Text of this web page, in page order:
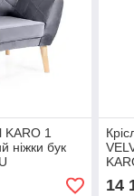
KARO 1
ніжки бук
14